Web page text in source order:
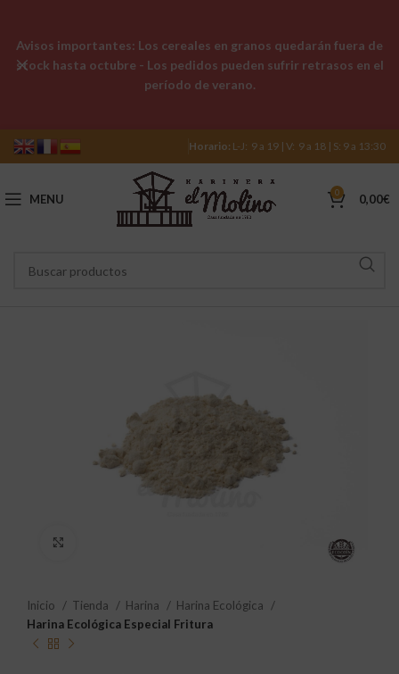
Horario: L-J: 9 a 19 | V: 9 a 18 | S: 9 a 13:30
MENU 0 0,00€
Inicio Tienda Harina
Harina Ecológica
Harina Ecológica Especial Fritura
Avisos importantes: Los cereales en granos quedarán fuera de
stock hasta octubre - Los pedidos pueden sufrir retrasos en el
período de verano.